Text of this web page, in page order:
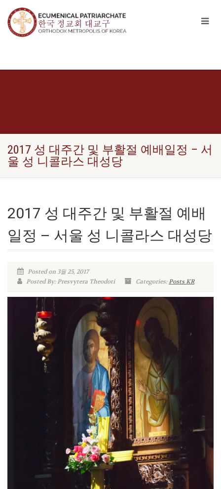
2017 성 대주간 및 부활절 예배일정 – 서
울 성 니콜라스 대성당
2017 성 대주간 및 부활절 예배
일정 – 서울 성 니콜라스 대성당
Posted on 3월 25, 2017
Posted By: Presvytera Theodoti
Categories:Posts KR